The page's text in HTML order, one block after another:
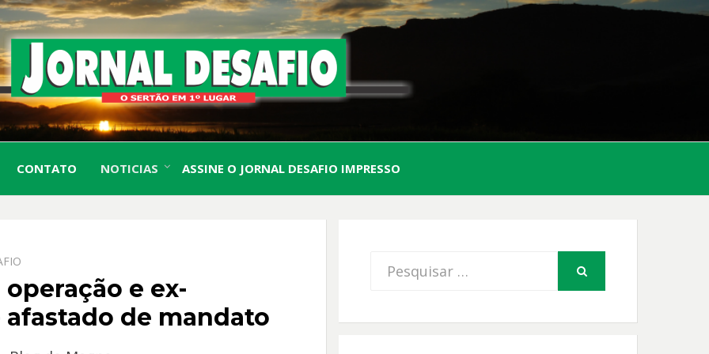
JORNAL
DESAFIO
O Sertão em 1º Lugar
CONTATO NOTICIAS ASSINE O JORNAL DESAFIO IMPRESSO
e ex-
de mandato
Procurar